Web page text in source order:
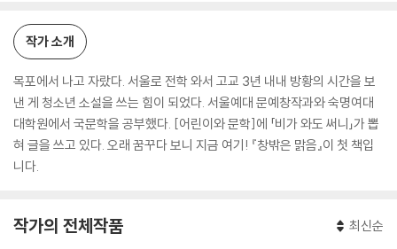
작가 소개
목포에서 나고 자랐다. 서울로 전학 와서 고교 3년 내내 방황의 시간을 보
낸 게 청소년 소설을 쓰는 힘이 되었다. 서울예대 문예창작과와 숙명여대
대학원에서 국문학을 공부했다. [어린이와 문학]에 「비가 와도 써니」가 뽑
혀 글을 쓰고 있다. 오래 꿈꾸다 보니 지금 여기! 『창밖은 맑음』이 첫 책입
니다.
작가의 전체작품 최신순